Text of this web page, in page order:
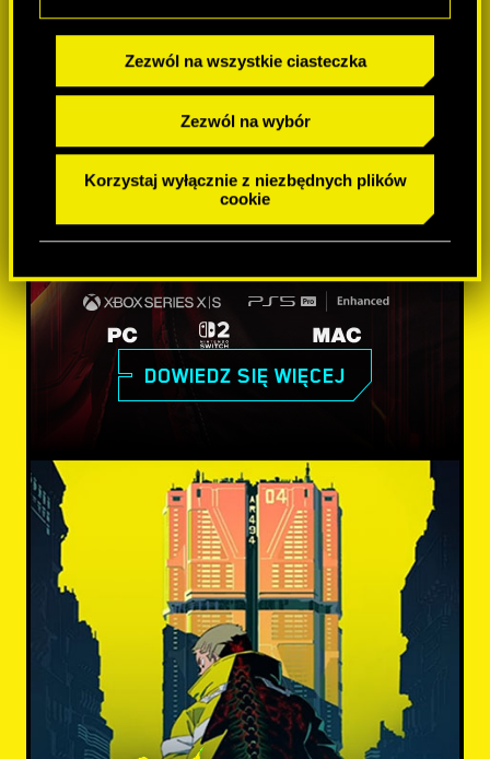
Zezwól na wszystkie ciasteczka
Zezwól na wybór
Korzystaj wyłącznie z niezbędnych plików
cookie
DOWIEDZ SIĘ WIĘCEJ